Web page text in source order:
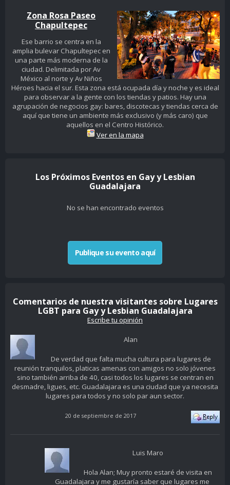
Zona Rosa Paseo
Chapultepec
Ese barrio se centra en la
amplia bulevar Chapultepec en
una parte más moderna de la
ciudad. Delimitada por Av
México al norte y Av Niños
Héroes hacia el sur. Esta zona está ocupada día y noche y es ideal
para observar a la gente con los tiendas y patios. Hay una
agrupación de negocios gay: bares, discotecas y tiendas cerca de
aquí que tiene un ambiente más exclusivo (y más caro) que
aquellos en el Centro Histórico.
Ver en la mapa
Los Próximos Eventos en Gay y Lesbian
Guadalajara
No se han encontrado eventos
Publique su evento aquí
Comentarios de nuestra visitantes sobre Lugares
LGBT para Gay y Lesbian Guadalajara
Escribe tu opinión
Alan
De verdad que falta mucha cultura para lugares de
reunión tranquilos, platicas amenas con amigos no solo jóvenes
sino también arriba de 40, casi todos los lugares se centran en
desmadre, ligues, etc. Guadalajara es una ciudad que ya necesita
lugares para todos y no solo par aun sector.
20 de septiembre de 2017
Luis Maro
Hola Alan; Muy pronto estaré de visita en
Guadalajara y me gustaría saber que lugares me